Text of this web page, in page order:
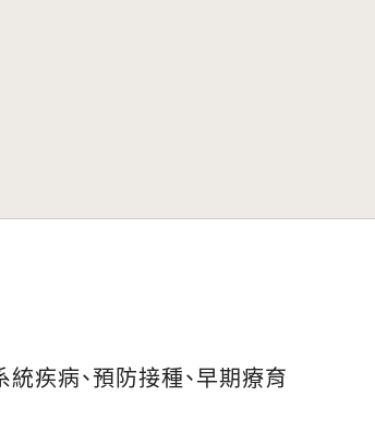
疾病、預防接種、早期療育